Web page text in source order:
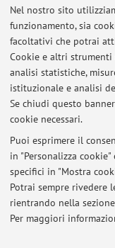
Nel nostro sito
funzionamento, sia
facoltativi che potrai
Cookie e altri
analisi statistiche,
istituzionale e analisi
Se chiudi questo
cookie necessari.
Puoi esprimere il
in "Personalizza
specifici in "Mostra
Potrai sempre rivedere
rientrando nella
Per maggiori
1 2
RICHIESTA TESI IN
MEDICINA & CHIRURGIA
Pubblicato il: 23 luglio 2024